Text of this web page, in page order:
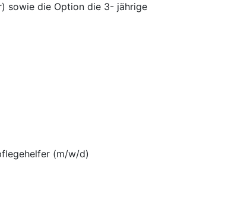
sowie die Option die 3- jährige
(m/w/d)